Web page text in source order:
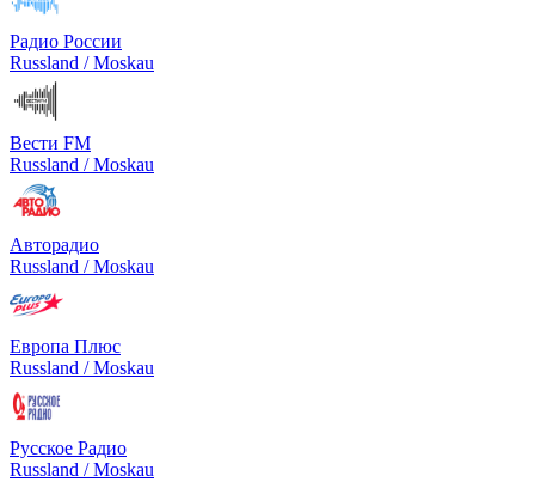
Радио России
Russland / Moskau
Вести FM
Russland / Moskau
Авторадио
Russland / Moskau
Европа Плюс
Russland / Moskau
Русское Радио
Russland / Moskau